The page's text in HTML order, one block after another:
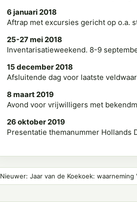
6 januari 2018
Aftrap met excursies gericht op o.a.
25-27 mei 2018
Inventarisatieweekend. 8-9
15 december 2018
Afsluitende dag voor laatste
8 maart 2019
Avond voor vrijwilligers met
26 oktober 2019
Presentatie themanummer Hollands
Nieuwer: Jaar van de Koekoek: